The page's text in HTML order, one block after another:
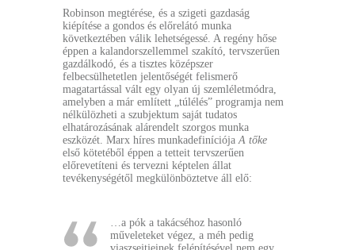
Robinson megtérése, és a szigeti gazdaság
kiépítése a gondos és előrelátó munka
következtében válik lehetségessé. A regény hőse
éppen a kalandorszellemmel szakító, tervszerűen
gazdálkodó, és a tisztes középszer
felbecsülhetetlen jelentőségét felismerő
magatartással vált egy olyan új szemléletmódra,
amelyben a már említett „túlélés” programja nem
nélkülözheti a szubjektum saját tudatos
elhatározásának alárendelt szorgos munka
eszközét. Marx híres munkadefiníciójaA tőke
első kötetéből éppen a tetteit tervszerűen
előrevetíteni és tervezni képtelen állat
tevékenységétől megkülönböztetve áll elő:
…a pók a takácséhoz hasonló
műveleteket végez, a méh pedig